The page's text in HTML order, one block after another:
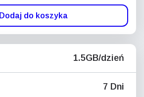
Dodaj do koszyka
1.5GB/dzień
7 Dni